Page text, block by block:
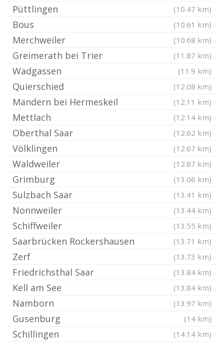
Püttlingen (10.47 km)
Bous (10.61 km)
Merchweiler (10.68 km)
Greimerath bei Trier (11.87 km)
Wadgassen (11.9 km)
Quierschied (12.08 km)
Mandern bei Hermeskeil (12.11 km)
Mettlach (12.14 km)
Oberthal Saar (12.62 km)
Völklingen (12.67 km)
Waldweiler (12.87 km)
Grimburg (13.06 km)
Sulzbach Saar (13.41 km)
Nonnweiler (13.44 km)
Schiffweiler (13.55 km)
Saarbrücken Rockershausen (13.71 km)
Zerf (13.73 km)
Friedrichsthal Saar (13.84 km)
Kell am See (13.84 km)
Namborn (13.97 km)
Gusenburg (14 km)
Schillingen (14.14 km)